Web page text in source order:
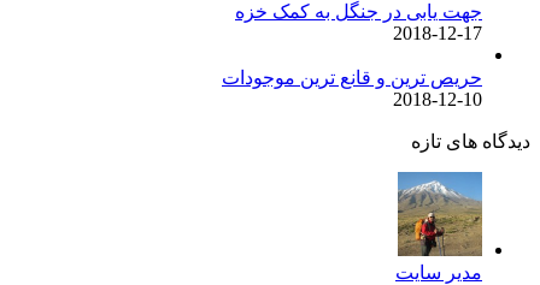
جهت یابی در جنگل به کمک خزه
2018-12-17
حریص ترین و قانع ترین موجودات
2018-12-10
دیدگاه های تازه
مدیر سایت